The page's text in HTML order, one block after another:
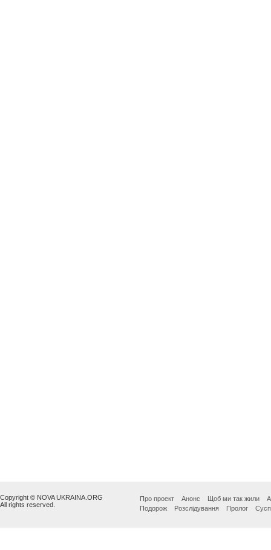
Copyright © NOVA UKRAINA.ORG
All rights reserved.
Про проект Анонс Щоб ми так жили
Подорож
Розслідування Пролог